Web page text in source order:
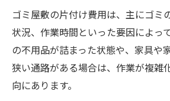
ゴミ屋敷の片付け費用は、主にゴミ
状況、作業時間といった要因によっ
の不用品が詰まった状態や、家具や
狭い通路がある場合は、作業が複雑
向にあります。